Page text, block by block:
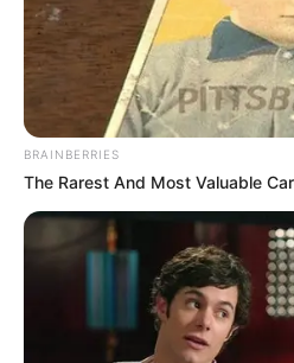
BRAINBERRIES
The Rarest And Most Valuable